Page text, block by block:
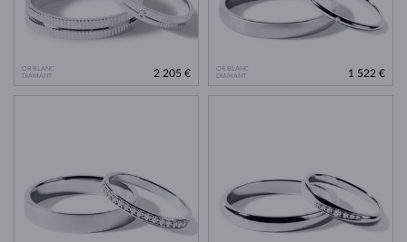
OR BLANC
DIAMANT
2 205 €
OR BLANC
DIAMANT
1 522 €